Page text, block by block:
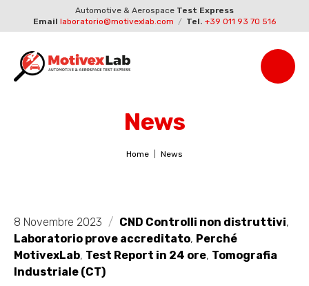
Automotive & Aerospace Test Express
Email laboratorio@motivexlab.com / Tel. +39 011 93 70 516
News
Home News
8 Novembre 2023 / CND Controlli non distruttivi,
Laboratorio prove accreditato, Perché
MotivexLab, Test Report in 24 ore, Tomografia
Industriale (CT)